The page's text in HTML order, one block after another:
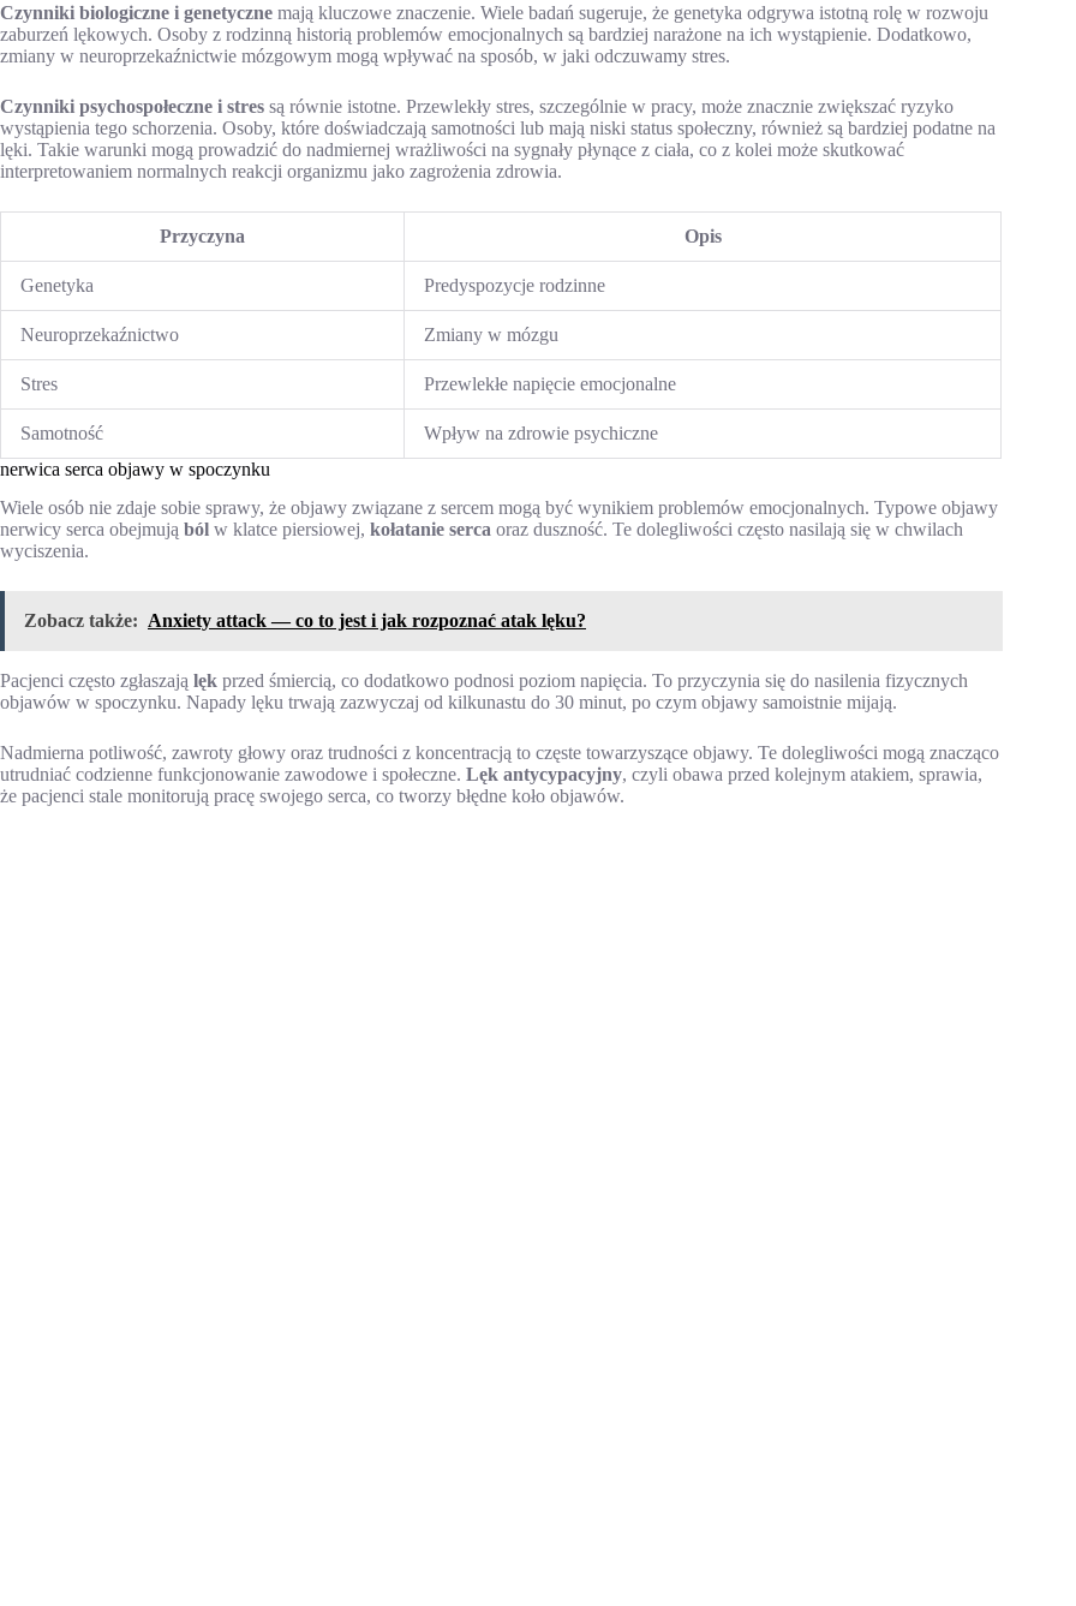
Czynniki biologiczne i genetyczne mają kluczowe znaczenie. Wiele badań sugeruje, że genetyka odgrywa istotną rolę w rozwoju
zaburzeń lękowych. Osoby z rodzinną historią problemów emocjonalnych są bardziej narażone na ich wystąpienie. Dodatkowo,
zmiany w neuroprzekaźnictwie mózgowym mogą wpływać na sposób, w jaki odczuwamy stres.
Czynniki psychospołeczne i stres są równie istotne. Przewlekły stres, szczególnie w pracy, może znacznie zwiększać ryzyko
wystąpienia tego schorzenia. Osoby, które doświadczają samotności lub mają niski status społeczny, również są bardziej podatne na
lęki. Takie warunki mogą prowadzić do nadmiernej wrażliwości na sygnały płynące z ciała, co z kolei może skutkować
interpretowaniem normalnych reakcji organizmu jako zagrożenia zdrowia.
Przyczyna Opis
Genetyka Predyspozycje rodzinne
Neuroprzekaźnictwo Zmiany w mózgu
Stres Przewlekłe napięcie emocjonalne
Samotność
Wpływ na zdrowie psychiczne
nerwica serca objawy w spoczynku
Wiele osób nie zdaje sobie sprawy, że objawy związane z sercem mogą być wynikiem problemów emocjonalnych. Typowe objawy
nerwicy serca obejmują ból w klatce piersiowej, kołatanie serca oraz duszność. Te dolegliwości często nasilają się w chwilach
wyciszenia.
Zobacz także: Anxiety attack — co to jest i jak rozpoznać atak lęku?
Pacjenci często zgłaszają lęk przed śmiercią, co dodatkowo podnosi poziom napięcia. To przyczynia się do nasilenia fizycznych
objawów w spoczynku. Napady lęku trwają zazwyczaj od kilkunastu do 30 minut, po czym objawy samoistnie mijają.
Nadmierna potliwość, zawroty głowy oraz trudności z koncentracją to częste towarzyszące objawy. Te dolegliwości mogą znacząco
utrudniać codzienne funkcjonowanie zawodowe i społeczne. Lęk antycypacyjny, czyli obawa przed kolejnym atakiem, sprawia,
że pacjenci stale monitorują pracę swojego serca, co tworzy błędne koło objawów.